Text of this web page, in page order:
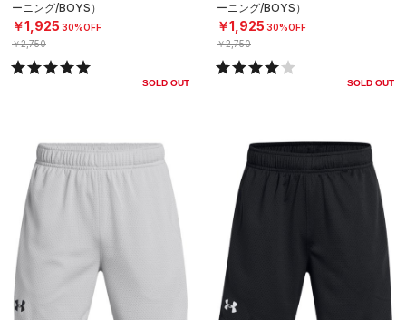
ーニング/BOYS）
￥1,925 30%OFF
￥2,750
SOLD OUT
ーニング/BOYS）
￥1,925 30%OFF
￥2,750
SOLD OUT